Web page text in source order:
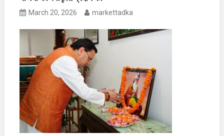
March 20, 2026 markettadka